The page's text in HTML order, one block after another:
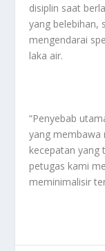
disiplin saat
yang belebihan,
mengendarai
laka air.
“Penyebab
yang membawa
kecepatan yang
petugas kami
meminimalisir